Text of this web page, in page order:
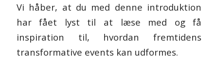
Vi håber, at du med denne introduktion
har fået lyst til at læse med og få
inspiration til, hvordan fremtidens
transformative events kan udformes.